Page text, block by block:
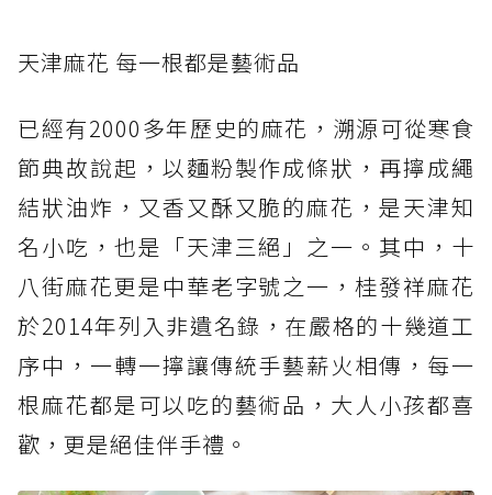
天津麻花 每一根都是藝術品
已經有2000多年歷史的麻花，溯源可從寒食
節典故說起，以麵粉製作成條狀，再擰成繩
結狀油炸，又香又酥又脆的麻花，是天津知
名小吃，也是「天津三絕」之一。其中，十
八街麻花更是中華老字號之一，桂發祥麻花
於2014年列入非遺名錄，在嚴格的十幾道工
序中，一轉一擰讓傳統手藝薪火相傳，每一
根麻花都是可以吃的藝術品，大人小孩都喜
歡，更是絕佳伴手禮。